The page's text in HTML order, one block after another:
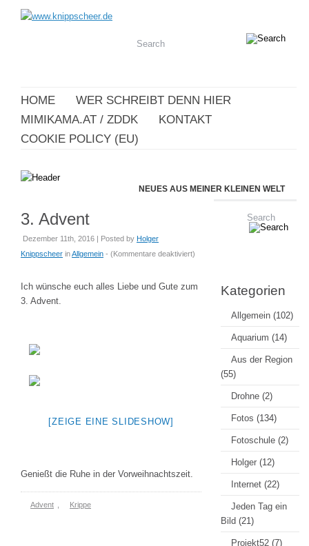
HOME
WER SCHREIBT DENN HIER
MIMIKAMA.AT / ZDDK
KONTAKT
COOKIE POLICY (EU)
NEUES AUS MEINER KLEINEN WELT
3. Advent
Dezember 11th, 2016 | Posted by Holger
Knippscheer inAllgemein - (Kommentare deaktiviertfür
)
Ich wünsche euch alles Liebe und Gute zum
3. Advent.
[ZEIGE EINE SLIDESHOW]
Genießt die Ruhe in der Vorweihnachtszeit.
Advent Krippe
Kategorien
Allgemein (102)
Aquarium (14)
Aus der Region
(55)
Drohne (2)
Fotos (134)
Fotoschule (2)
Holger (12)
Internet (22)
Jeden Tag ein
Bild (21)
Projekt52 (7)